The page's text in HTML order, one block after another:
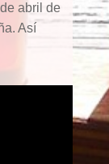
abril de
Así